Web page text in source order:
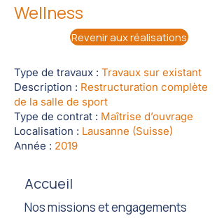
Wellness
Revenir aux réalisations
Type de travaux : Travaux sur existant
Description : Restructuration complète
de la salle de sport
Type de contrat : Maîtrise d’ouvrage
Localisation : Lausanne (Suisse)
Année : 2019
Accueil
Nos missions et engagements